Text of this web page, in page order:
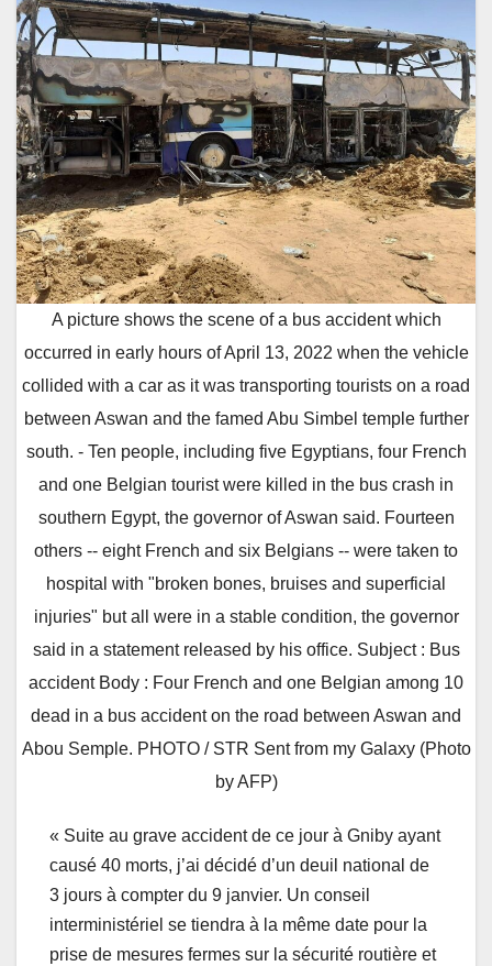
A picture shows the scene of a bus accident which
occurred in early hours of April 13, 2022 when the vehicle
collided with a car as it was transporting tourists on a road
between Aswan and the famed Abu Simbel temple further
south. - Ten people, including five Egyptians, four French
and one Belgian tourist were killed in the bus crash in
southern Egypt, the governor of Aswan said. Fourteen
others -- eight French and six Belgians -- were taken to
hospital with "broken bones, bruises and superficial
injuries" but all were in a stable condition, the governor
said in a statement released by his office. Subject : Bus
accident Body : Four French and one Belgian among 10
dead in a bus accident on the road between Aswan and
Abou Semple. PHOTO / STR Sent from my Galaxy (Photo
by AFP)
« Suite au grave accident de ce jour à Gniby ayant
causé 40 morts, j’ai décidé d’un deuil national de
3 jours à compter du 9 janvier. Un conseil
interministériel se tiendra à la même date pour la
prise de mesures fermes sur la sécurité routière et